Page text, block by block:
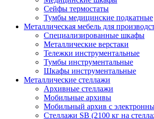
Сейфы термостаты
Тумбы медицинские подкатные
Металлическая мебель для
Cпециализированные шкафы
Металлические верстаки
Тележки инструментальные
Тумбы инструментальные
Шкафы инструментальные
Металлические стеллажи
Архивные стеллажи
Мобильные архивы
Мобильный архив с
Стеллажи SB (2100 кг на